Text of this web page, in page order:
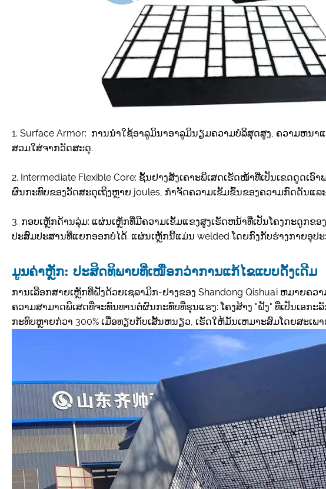
1. Surface Armor: ການ​ນໍາ​ໃຊ້​ອາ​ລູ​ມິ​ນາ​ອາ​ລູ​ມິ​ນຽມ​ຄວາມ​ບໍ​ລິ​ສຸດ​ສູງ​, ຄວາມ​ຫນ
ສວມ​ໃສ່​ຈາກ​ວັດ​ສະ​ດຸ​.
2. Intermediate Flexible Core: ຊັ້ນຢາງສັງເຄາະພິເສດເຮັດໜ້າທີ່ເປັນເຂດດູດ
ຜົນກະທົບຂອງວັດສະດຸເຖິງຫຼາຍ joules, ກໍາຈັດຄວາມເຂັ້ມຂົ້ນຂອງຄວາມກົດດັນແ
3. ກອບເຫຼັກດ້ານລຸ່ມ: ແຜ່ນເຫຼັກທີ່ມີຄວາມເຂັ້ມແຂງສູງເຮັດຫນ້າທີ່ເປັນໂຄງກະດູກຂ
ປະສົມປະສານທີ່ແຍກອອກບໍ່ໄດ້. ແຜ່ນເຫຼັກນີ້ແມ່ນ welded ໂດຍກົງກັບຮ່າງກາຍອຸ
ມູນຄ່າຫຼັກ: ປະສິດທິພາບທີ່ເໜືອກວ່າການແກ້ໄຂແບບດັ້ງເດີມ
ການເລືອກສາຍເຫຼັກທີ່ຝັງດ້ວຍເຊລາມິກ-ຢາງຂອງ Shandong Qishuai ຫມາຍຄ
ຄວາມສາມາດພິເສດທີ່ຈະທົນທານຕໍ່ຜົນກະທົບທີ່ຮຸນແຮງ: ໂຄງສ້າງ "ຝັງ" ທີ່ເປັນເອ
ກະທົບຫຼາຍກ່ວາ 300% ເມື່ອທຽບກັບເສັ້ນຫນຽວ, ເຮັດໃຫ້ມັນເຫມາະສົມໂດຍສະ